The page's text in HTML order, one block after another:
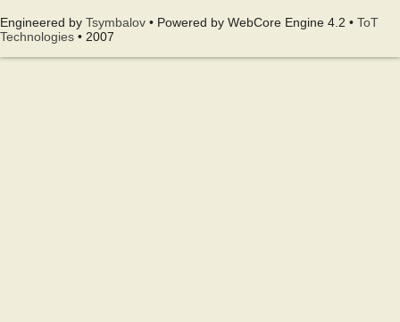
Engineered by Tsymbalov • Powered by WebCore Engine 4.2 • ToT
Technologies • 2007